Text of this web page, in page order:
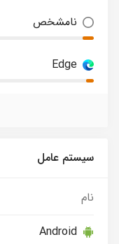
نامشخص
Edge
سیستم عامل
نام
Android